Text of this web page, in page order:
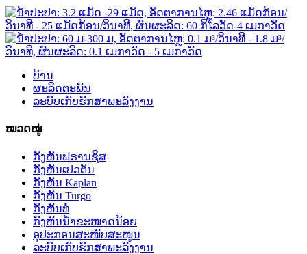
ບ້ານ
ຜະລິດຕະພັນ
ລະບົບເກັບຮັກສາພະລັງງານ
ໝວດໝູ່
ກັງຫັນຟຣານຊິສ
ກັງຫັນເປວຕັນ
ກັງຫັນ Kaplan
ກັງຫັນ Turgo
ກັງຫັນທໍ່
ກັງຫັນນ້ຳຂະໜາດນ້ອຍ
ອຸປະກອນສະໜັບສະໜູນ
ລະບົບເກັບຮັກສາພະລັງງານ